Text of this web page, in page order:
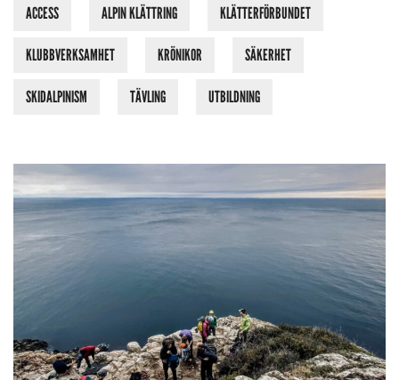
ACCESS ALPIN KLÄTTRING KLÄTTERFÖRBUNDET
KLUBBVERKSAMHET KRÖNIKOR SÄKERHET
SKIDALPINISM TÄVLING UTBILDNING